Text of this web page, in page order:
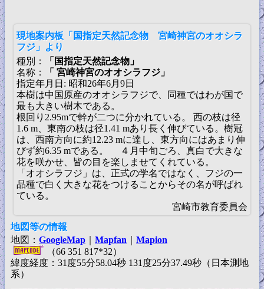
現地案内板「国指定天然記念物 宮崎神宮のオオシラ
フジ」より
種別：
「国指定天然記念物」
名称：
「 宮崎神宮のオオシラフジ」
指定年月日: 昭和26年6月9日
本樹は中国原産のオオシラフジで、同種ではわが国で
最も大きい樹木である。
根回り2.95mで幹が二つに分かれている。 西の枝は径
1.6 m、東南の枝は径1.41 mあり長く伸びている。樹冠
は、西南方向に約12.23 mに達し、東方向にはあまり伸
びず約6.35 mである。 ４月中旬ごろ、真白で大きな
花を咲かせ、皆の目を楽しませてくれている。
「オオシラフジ」は、正式の学名ではなく、フジの一
品種で白く大きな花をつけることからその名が呼ばれ
ている。
宮崎市教育委員会
地図等の情報
地図： GoogleMap Mapfan
Mapion
（66 351 817*32）
緯度経度：31度55分58.04秒 131度25分37.49秒（日本測地
系）